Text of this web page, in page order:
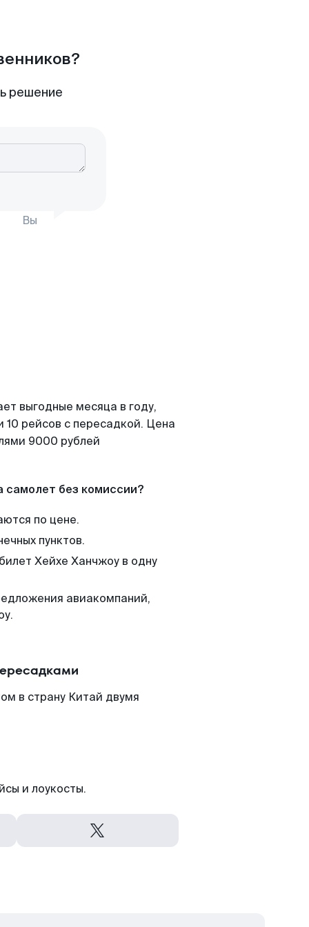
решение
Вы
выгодные месяца в году,
рейсов с пересадкой. Цена
9000 рублей
самолет без комиссии?
по цене.
пунктов.
Хейхе Ханчжоу в одну
авиакомпаний,
в страну Китай двумя
и лоукосты.